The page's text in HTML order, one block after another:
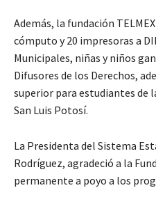
Además, la fundación
cómputo y 20 impresoras a
Municipales, niñas y niños
Difusores de los Derechos,
superior para estudiantes de
San Luis Potosí.
La Presidenta del Sistema
Rodríguez, agradeció a la
permanente a poyo a los